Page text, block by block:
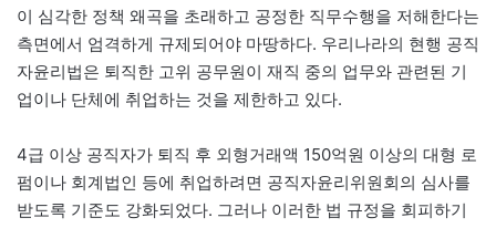
이 심각한 정책 왜곡을 초래하고 공정한 직무수행을 저해한다는
측면에서 엄격하게 규제되어야 마땅하다. 우리나라의 현행 공직
자윤리법은 퇴직한 고위 공무원이 재직 중의 업무와 관련된 기
업이나 단체에 취업하는 것을 제한하고 있다.
4급 이상 공직자가 퇴직 후 외형거래액 150억원 이상의 대형 로
펌이나 회계법인 등에 취업하려면 공직자윤리위원회의 심사를
받도록 기준도 강화되었다. 그러나 이러한 법 규정을 회피하기